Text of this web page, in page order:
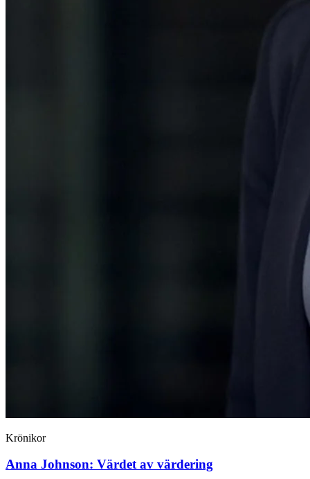
Krönikor
Anna Johnson: Värdet av värdering